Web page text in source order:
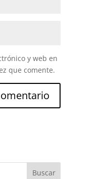
y web en
que comente.